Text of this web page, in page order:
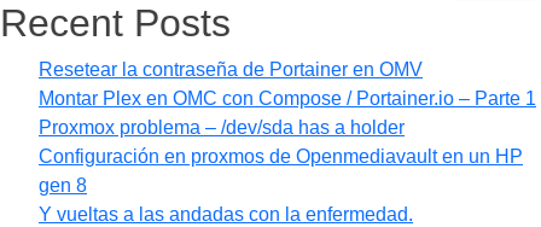
Recent Posts
Resetear la contraseña de Portainer en OMV
Montar Plex en OMC con Compose / Portainer.io – Parte 1
Proxmox problema – /dev/sda has a holder
Configuración en proxmos de Openmediavault en un HP
gen 8
Y vueltas a las andadas con la enfermedad.